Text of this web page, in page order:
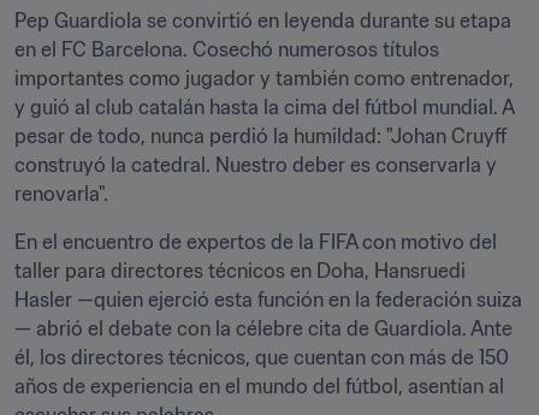
Pep Guardiola se convirtió en leyenda durante su etapa
en el FC Barcelona. Cosechó numerosos títulos
importantes como jugador y también como entrenador,
y guió al club catalán hasta la cima del fútbol mundial. A
pesar de todo, nunca perdió la humildad: "Johan Cruyff
construyó la catedral. Nuestro deber es conservarla y
renovarla".
En el encuentro de expertos de la FIFA con motivo del
taller para directores técnicos en Doha, Hansruedi
Hasler —quien ejerció esta función en la federación suiza
— abrió el debate con la célebre cita de Guardiola. Ante
él, los directores técnicos, que cuentan con más de 150
años de experiencia en el mundo del fútbol, asentían al